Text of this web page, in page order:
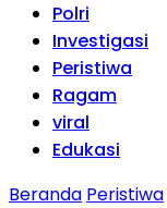
Polri
Investigasi
Peristiwa
Ragam
viral
Edukasi
Beranda Peristiwa